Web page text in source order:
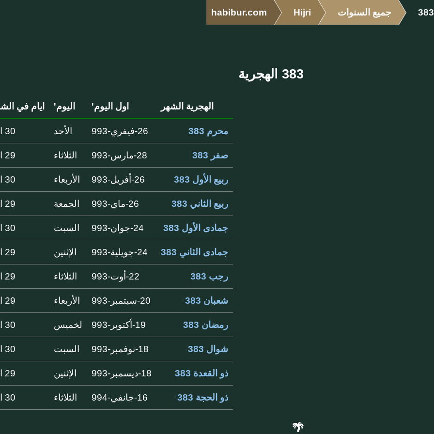
habibur.com Hijri جميع السنوات 383
383 الهجرية
الهجرية الشهر اول اليوم' اليوم' ايام في
محرم 383 26-فيفري-993 الأحد 30 ايام
صفر 383 28-مارس-993 الثلاثاء 29 ايام
ربيع الأول 383 26-أفريل-993 الأربعاء 30 ايام
ربيع الثاني 383 26-ماي-993 الجمعة 29 ايام
جمادى الأول 383 24-جوان-993 السبت 30 ايام
جمادى الثاني 383 24-جويلية-993 الإثنين 29 ايام
رجب 383 22-أوت-993 الثلاثاء 29 ايام
شعبان 383 20-سبتمبر-993 الأربعاء 29 ايام
رمضان 383 19-أكتوبر-993 لخميس 30 ايام
شوال 383 18-نوفمبر-993 السبت 30 ايام
ذو القعدة 383 18-ديسمبر-993 الإثنين 29 ايام
ذو الحجة 383 16-جانفي-994 الثلاثاء 30 ايام
🌴